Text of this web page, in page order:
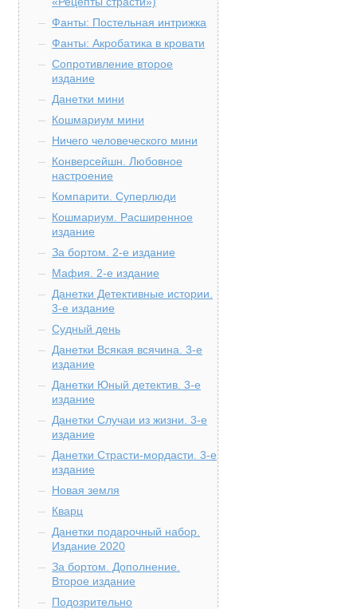
Фанты: Постельная интрижка
Фанты: Акробатика в кровати
Сопротивление второе
издание
Данетки мини
Кошмариум мини
Ничего человеческого мини
Конверсейшн. Любовное
настроение
Компарити. Суперлюди
Кошмариум. Расширенное
издание
За бортом. 2-е издание
Мафия. 2-е издание
Данетки Детективные истории.
3-е издание
Судный день
Данетки Всякая всячина. 3-е
издание
Данетки Юный детектив. 3-е
издание
Данетки Случаи из жизни. 3-е
издание
Данетки Страсти-мордасти. 3-е
издание
Новая земля
Кварц
Данетки подарочный набор.
Издание 2020
За бортом. Дополнение.
Второе издание
Подозрительно